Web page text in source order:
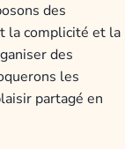
des
la complicité et la
des
les
partagé en